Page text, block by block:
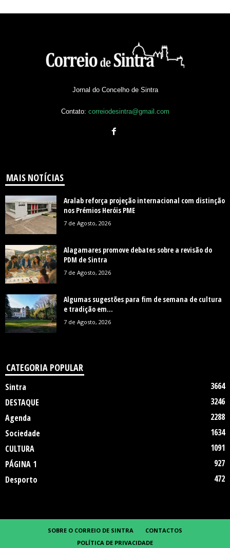
Jornal do Concelho de Sintra
Contato: correiodesintra@gmail.com
MAIS NOTÍCIAS
Aralab reforça projeção internacional com distinção
nos Prémios Heróis PME
7 de Agosto, 2026
Alagamares promove debates sobre a revisão do
PDM de Sintra
7 de Agosto, 2026
Algumas sugestões para fim de semana de cultura
e tradição em...
7 de Agosto, 2026
CATEGORIA POPULAR
Sintra
3664
DESTAQUE
3246
Agenda
2288
Sociedade
1634
CULTURA
1091
PÁGINA 1
927
Desporto
472
SOBRE O CORREIO DE SINTRA
CONTACTOS
POLÍTICA DE PRIVACIDADE